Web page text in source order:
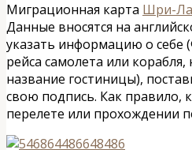
Миграционная карта Шри-
Данные вносятся на
указать информацию о себе
рейса самолета или
название гостиницы),
свою подпись. Как правило,
перелете или прохождении